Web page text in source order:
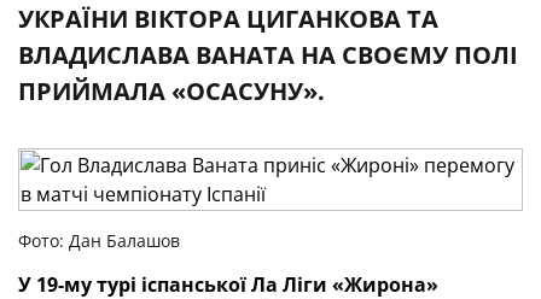
УКРАЇНИ ВІКТОРА ЦИГАНКОВА ТА
ВЛАДИСЛАВА ВАНАТА НА СВОЄМУ ПОЛІ
ПРИЙМАЛА «ОСАСУНУ».
Фото: Дан Балашов
У 19-му турі іспанської Ла Ліги «Жирона»